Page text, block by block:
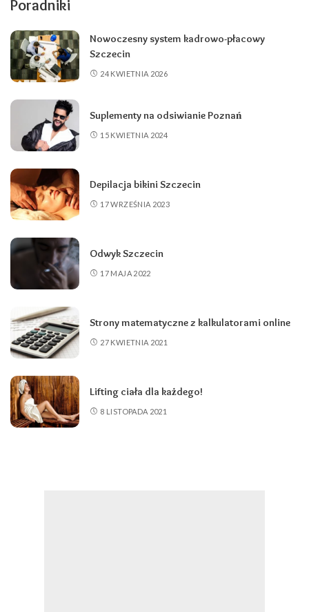
Poradniki
Nowoczesny system kadrowo-płacowy
Szczecin
24 KWIETNIA 2026
Suplementy na odsiwianie Poznań
15 KWIETNIA 2024
Depilacja bikini Szczecin
17 WRZEŚNIA 2023
Odwyk Szczecin
17 MAJA 2022
Strony matematyczne z kalkulatorami online
27 KWIETNIA 2021
Lifting ciała dla każdego!
8 LISTOPADA 2021